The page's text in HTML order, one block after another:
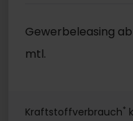
Gewerbeleasing ab
mtl.
Kraftstoffverbrauch*